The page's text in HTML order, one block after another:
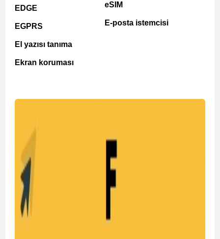
EDGE
EGPRS
El yazısı tanıma
Ekran koruması
eSIM
E-posta istemcisi